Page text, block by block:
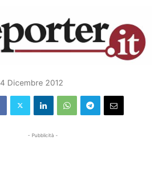
4 Dicembre 2012
- Pubblicità -